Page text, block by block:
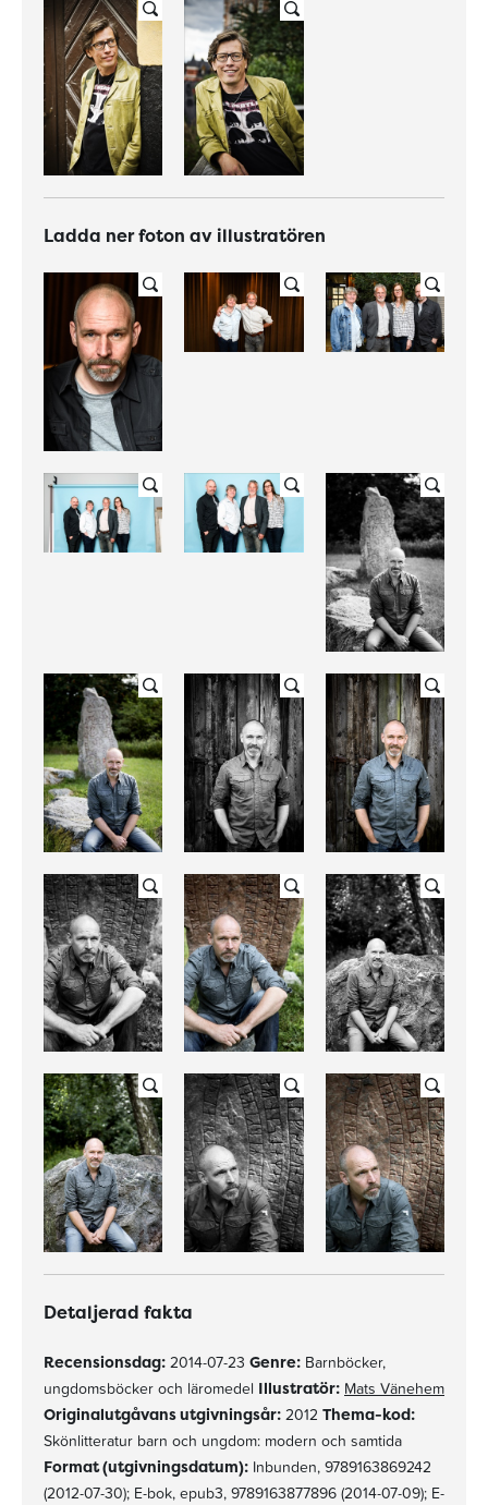
Ladda ner foton av illustratören
Detaljerad fakta
Recensionsdag: 2014-07-23 Genre: Barnböcker,
ungdomsböcker och läromedel Illustratör: Mats Vänehem
Originalutgåvans utgivningsår: 2012 Thema-kod:
Skönlitteratur barn och ungdom: modern och samtida
Format (utgivningsdatum): Inbunden, 9789163869242
(2012-07-30); E-bok, epub3, 9789163877896 (2014-07-09); E-